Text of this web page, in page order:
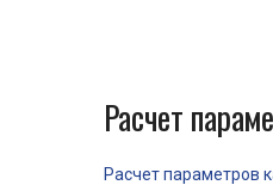
Расчет
Расчет параметров